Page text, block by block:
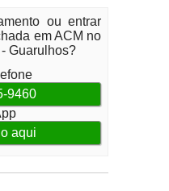
ou entrar
em ACM no
Guarulhos?
9460
aqui